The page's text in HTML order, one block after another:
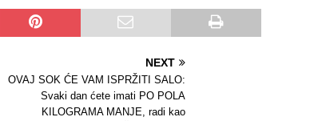
NEXT
OVAJ SOK ĆE VAM ISPRŽITI SALO:
Svaki dan ćete imati PO POLA
KILOGRAMA MANJE, radi kao